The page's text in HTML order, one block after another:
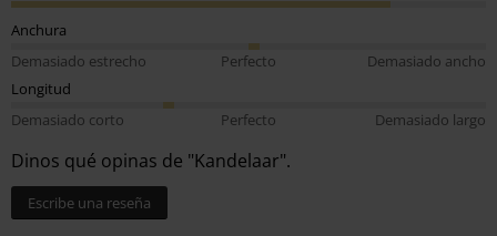
Anchura
Demasiado estrecho
Perfecto
Demasiado ancho
Longitud
Demasiado corto
Perfecto Demasiado largo
Dinos qué opinas de "Kandelaar".
Escribe una reseña